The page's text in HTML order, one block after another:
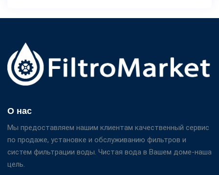
О нас
Мы предоставляем нашим клиентам качественный сервис
по продаже, установке и обслуживанию фильтров и
систем фильтрации воды. Чистая вода в Вашем доме-наша
цель.